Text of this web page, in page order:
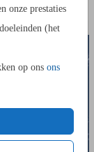
onze prestaties
(het
op ons ons